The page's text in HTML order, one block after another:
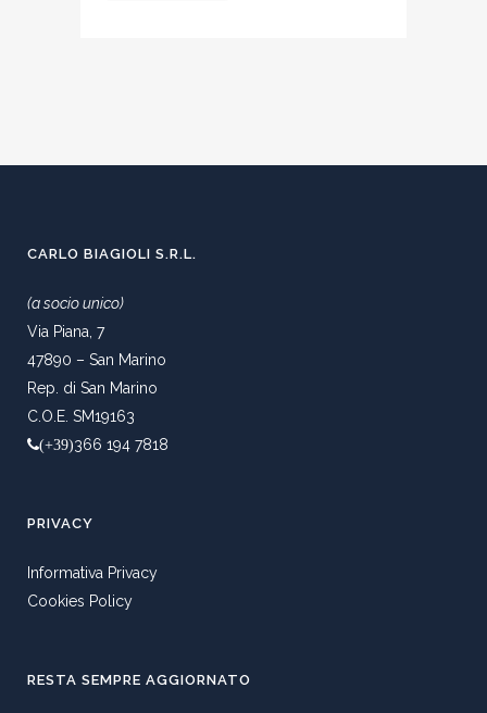
CARLO BIAGIOLI S.R.L.
(a socio unico)
Via Piana, 7
47890 – San Marino
Rep. di San Marino
C.O.E. SM19163
(+39)366 194 7818
PRIVACY
Informativa Privacy
Cookies Policy
RESTA SEMPRE AGGIORNATO